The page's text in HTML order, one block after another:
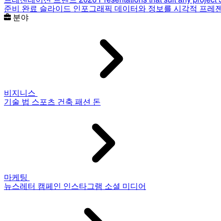
준비 완료 슬라이드 인포그래픽 데이터와 정보를 시각적 프레
분야
비지니스
기술 법 스포츠 건축 패션 돈
마케팅
뉴스레터 캠페인 인스타그램 소셜 미디어